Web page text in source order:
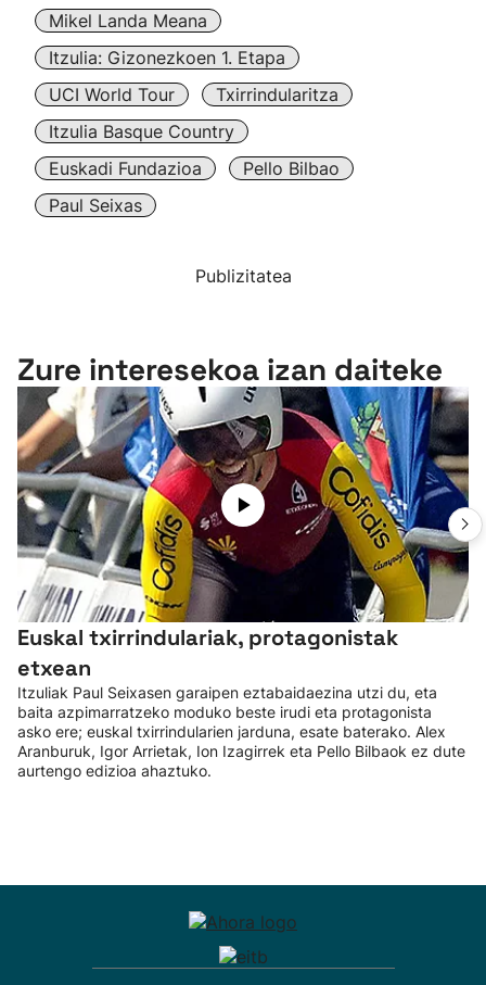
Mikel Landa Meana
Itzulia: Gizonezkoen 1. Etapa
UCI World Tour
Txirrindularitza
Itzulia Basque Country
Euskadi Fundazioa
Pello Bilbao
Paul Seixas
Publizitatea
Zure interesekoa izan daiteke
Euskal txirrindulariak, protagonistak
etxean
Itzuliak Paul Seixasen garaipen eztabaidaezina utzi du, eta
baita azpimarratzeko moduko beste irudi eta protagonista
asko ere; euskal txirrindularien jarduna, esate baterako. Alex
Aranburuk, Igor Arrietak, Ion Izagirrek eta Pello Bilbaok ez dute
aurtengo edizioa ahaztuko.